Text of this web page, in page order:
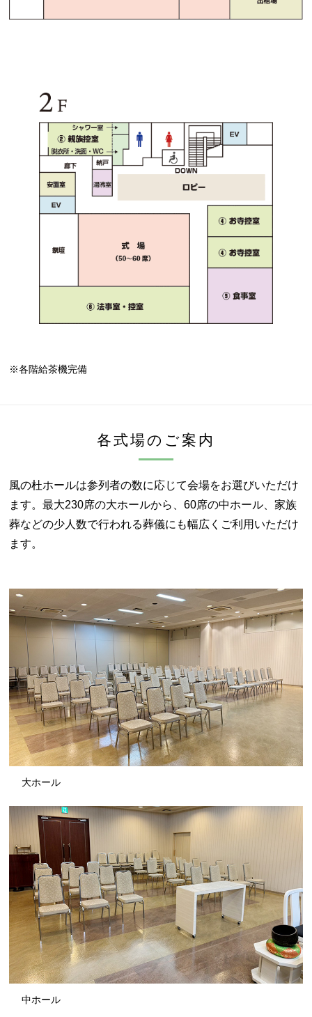
※各階給茶機完備
各式場のご案内
風の杜ホールは参列者の数に応じて会場をお選びいただけ
ます。最大230席の大ホールから、60席の中ホール、家族
葬などの少人数で行われる葬儀にも幅広くご利用いただけ
ます。
大ホール
中ホール